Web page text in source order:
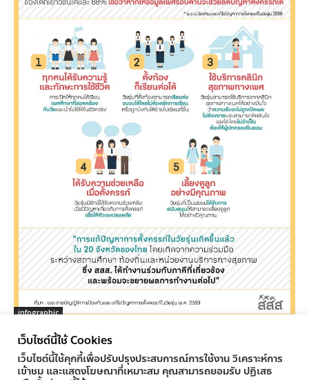
infographic
เยาวชนได้อะไรจาก พ.ร.บ.การตั้งครรภ์ในวัยรุ่น
ครูทูเดย์ ข่าวการศึกษา - 04/11/2016
เว็บไซต์นี้ใช้ Cookies
เว็บไซต์นี้ใช้คุกกี้เพื่อปรับปรุงประสบการณ์การใช้งาน วิเคราะห์การ
เข้าชม และแสดงโฆษณาที่เหมาะสม คุณสามารถยอมรับ ปฏิเสธ